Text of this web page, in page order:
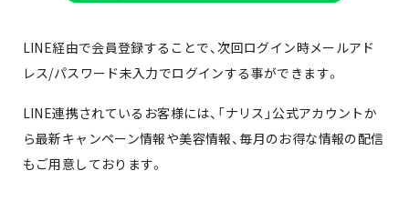
LINE経由で会員登録することで、次回ログイン時メールアド
レス/パスワード未入力でログインする事ができます。
LINE連携されているお客様には、「ナリス」公式アカウントか
ら最新キャンペーン情報や美容情報、毎月のお得な情報の配信
もご用意しております。